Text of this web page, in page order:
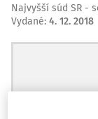
Najvyšší súd SR -
Vydané: 4. 12. 2018